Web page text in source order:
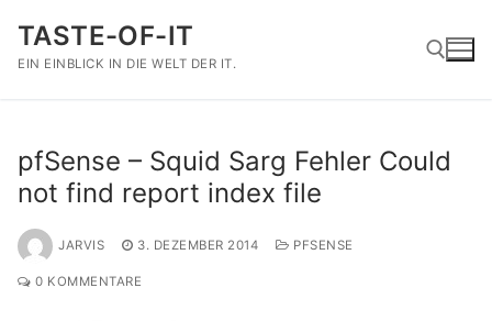
Inhalt
springen
TASTE-OF-IT
EIN EINBLICK IN DIE WELT DER IT.
pfSense – Squid Sarg Fehler Could
not find report index file
JARVIS 3. DEZEMBER 2014 PFSENSE
0 KOMMENTARE